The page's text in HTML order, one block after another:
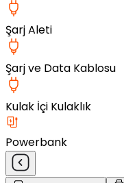
Şarj Aleti
Şarj ve Data Kablosu
Kulak İçi Kulaklık
Powerbank